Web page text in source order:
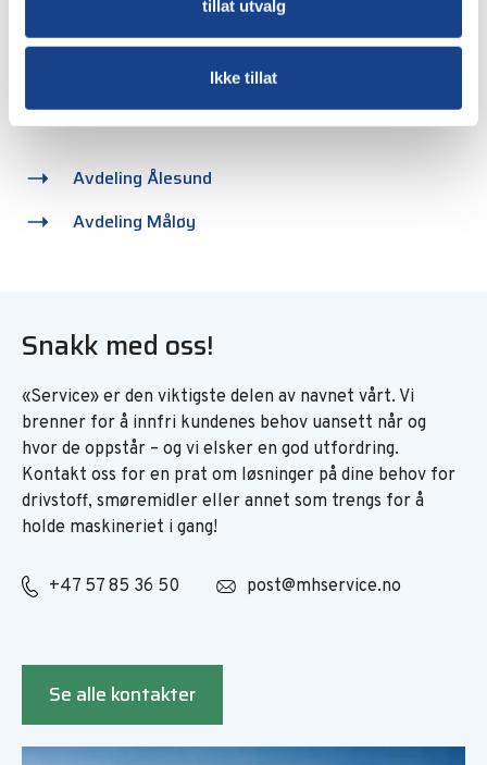
tillat utvalg
Ikke tillat
sin opprinnelse.
Avdeling Ålesund
Avdeling Måløy
Snakk med oss!
«Service» er den viktigste delen av navnet vårt. Vi
brenner for å innfri kundenes behov uansett når og
hvor de oppstår – og vi elsker en god utfordring.
Kontakt oss for en prat om løsninger på dine behov for
drivstoff, smøremidler eller annet som trengs for å
holde maskineriet i gang!
+47 57 85 36 50 post@mhservice.no
Se alle kontakter